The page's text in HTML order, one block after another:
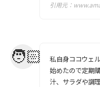
引用元：
私自身ココウェ
始めたので定期
汁、サラダや調